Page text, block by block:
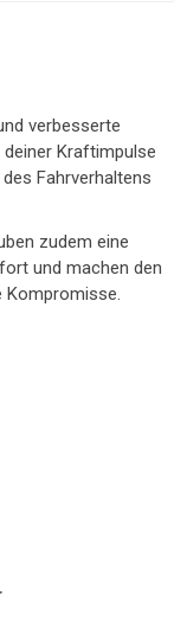
verbesserte
Kraftimpulse
Fahrverhaltens
zudem eine
und machen den
Kompromisse.